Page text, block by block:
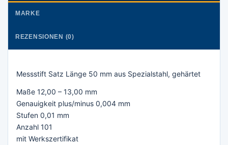
MARKE
REZENSIONEN (0)
Messstift Satz Länge 50 mm aus Spezialstahl, gehärtet
Maße 12,00 – 13,00 mm
Genauigkeit plus/minus 0,004 mm
Stufen 0,01 mm
Anzahl 101
mit Werkszertifikat